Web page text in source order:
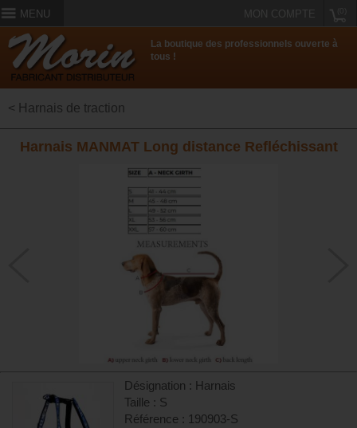
MENU MON COMPTE
La boutique des professionnels ouverte à
tous !
< Harnais de traction
Harnais MANMAT Long distance Refléchissant
Désignation : Harnais
Taille : S
Référence : 190903-S